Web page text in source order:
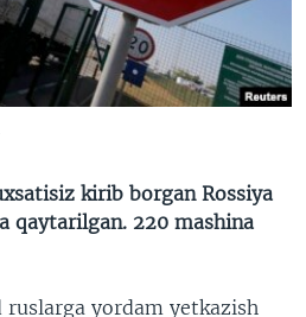
kirib borgan Rossiya
qaytarilgan. 220 mashina
ruslarga yordam yetkazish